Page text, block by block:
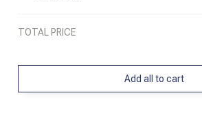
TOTAL PRICE
Add all to cart